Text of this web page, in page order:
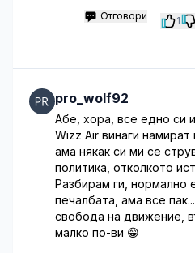
Отговори 1
pro_wolf92
Абе, хора, все едно си
Wizz Air винаги намират
ама някак си ми се
политика, отколкото
Разбирам ги, нормално
печалбата, ама все
свобода на движение,
малко по-ви 😁